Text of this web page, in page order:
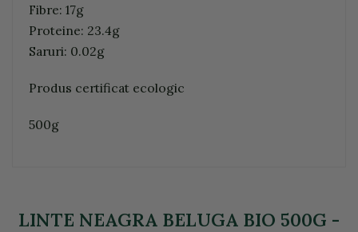
Fibre: 17g
Proteine: 23.4g
Saruri: 0.02g
Produs certificat ecologic
500g
LINTE NEAGRA BELUGA BIO 500G -